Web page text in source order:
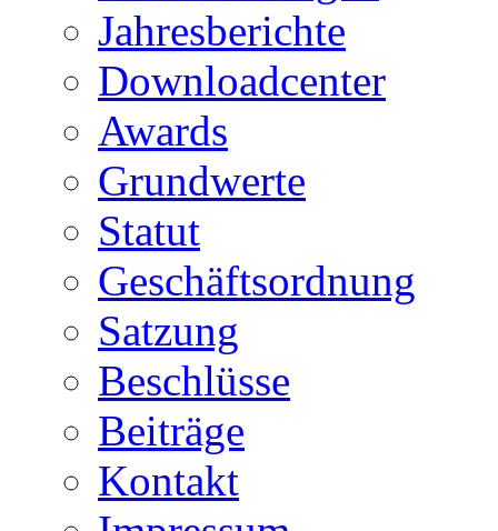
Jahresberichte
Downloadcenter
Awards
Grundwerte
Statut
Geschäftsordnung
Satzung
Beschlüsse
Beiträge
Kontakt